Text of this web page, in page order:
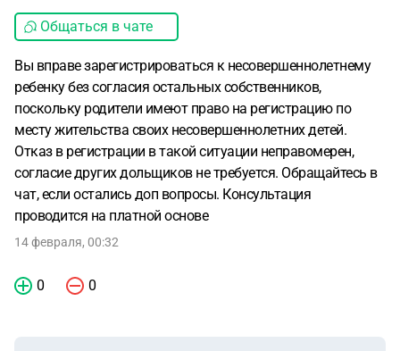
Общаться в чате
Вы вправе зарегистрироваться к несовершеннолетнему
ребенку без согласия остальных собственников,
поскольку родители имеют право на регистрацию по
месту жительства своих несовершеннолетних детей.
Отказ в регистрации в такой ситуации неправомерен,
согласие других дольщиков не требуется. Обращайтесь в
чат, если остались доп вопросы. Консультация
проводится на платной основе
14 февраля, 00:32
0 0